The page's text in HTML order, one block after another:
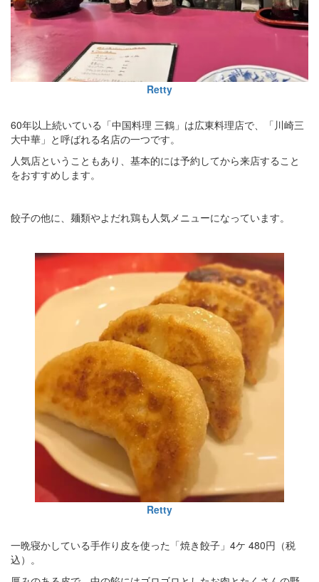
Retty
60年以上続いている「中国料理 三鶴」は広東料理店で、「川崎三
大中華」と呼ばれる名店の一つです。
人気店ということもあり、基本的には予約してから来店すること
をおすすめします。
餃子の他に、麺類やよだれ鶏も人気メニューになっています。
Retty
一晩寝かしている手作り皮を使った「焼き餃子」4ケ 480円（税
込）。